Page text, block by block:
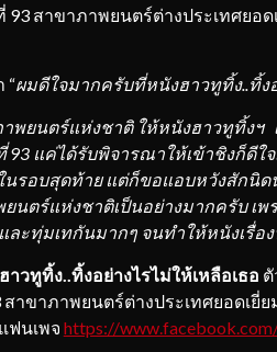
สาขาภาพยนตร์ต่างประเทศยอด
“ผมดีใจมากครับที่หนังฮาวทูทิ้ง..ทิ้ง
พยนตร์แห่งชาติ ให้หนังฮาวทูทิ้งฯ
93แค่ได้รับพิจารณาให้เข้าชิงก็ดีใ
นรอบสุดท้ายแต่ก็ขอแอบหวังสักนิด
นตร์แห่งชาติเป็นอย่างมากครับ เพ
ละทุ่มเทกันมากๆ จนทำให้หนังเรื่อ
ฮาวทูทิ้ง..ทิ้งอย่างไรไม่ให้เหลือเธอ
ขาภาพยนตร์ต่างประเทศยอดเยี่ย
ฟนเพจ https://